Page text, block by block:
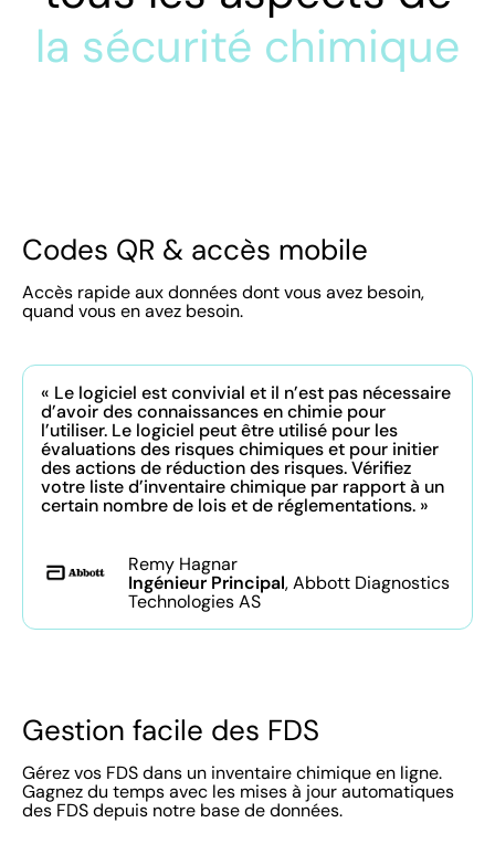
la sécurité chimique
Codes QR & accès mobile
Accès rapide aux données dont vous avez besoin,
quand vous en avez besoin.
« Le logiciel est convivial et il n’est pas nécessaire
d’avoir des connaissances en chimie pour
l’utiliser. Le logiciel peut être utilisé pour les
évaluations des risques chimiques et pour initier
des actions de réduction des risques. Vérifiez
votre liste d’inventaire chimique par rapport à un
certain nombre de lois et de réglementations. »
Remy Hagnar
Ingénieur Principal, Abbott Diagnostics
Technologies AS
Gestion facile des FDS
Gérez vos FDS dans un inventaire chimique en ligne.
Gagnez du temps avec les mises à jour automatiques
des FDS depuis notre base de données.